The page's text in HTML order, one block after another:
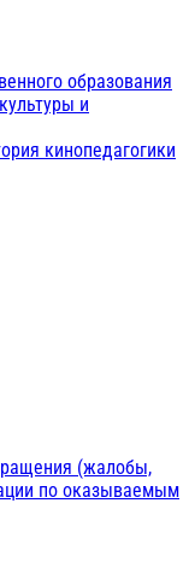
образования
и
кинопедагогики
(жалобы,
по оказываемым